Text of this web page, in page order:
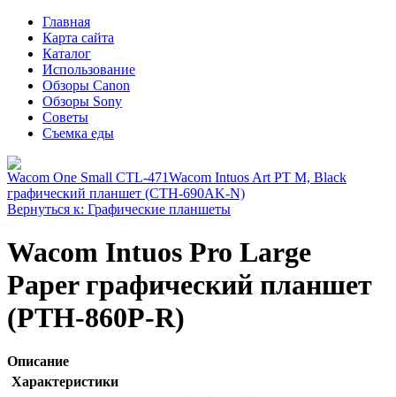
Главная
Карта сайта
Каталог
Использование
Обзоры Canon
Обзоры Sony
Советы
Съемка еды
Wacom One Small CTL-471Wacom Intuos Art PT M, Black
графический планшет (CTH-690AK-N)
Вернуться к: Графические планшеты
Wacom Intuos Pro Large
Paper графический планшет
(PTH-860P-R)
Описание
Характеристики